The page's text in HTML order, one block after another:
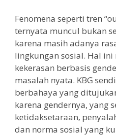
Fenomena seperti tren
ternyata muncul bukan
karena masih adanya
lingkungan sosial. Hal
kekerasan berbasis
masalah nyata. KBG
berbahaya yang
karena gendernya, yang
ketidaksetaraan,
dan norma sosial yang